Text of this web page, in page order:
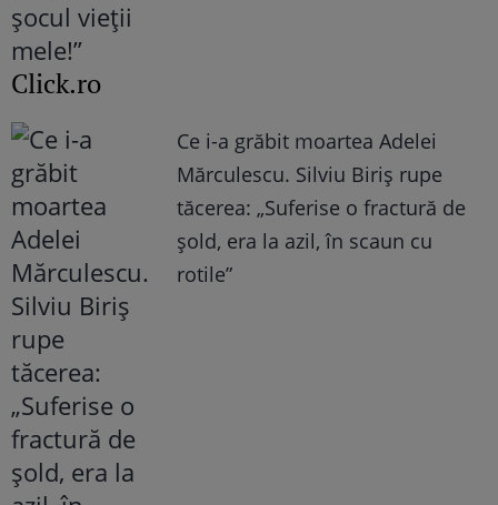
Click.ro
Ce i-a grăbit moartea Adelei
Mărculescu. Silviu Biriș rupe
tăcerea: „Suferise o fractură de
șold, era la azil, în scaun cu
rotile”